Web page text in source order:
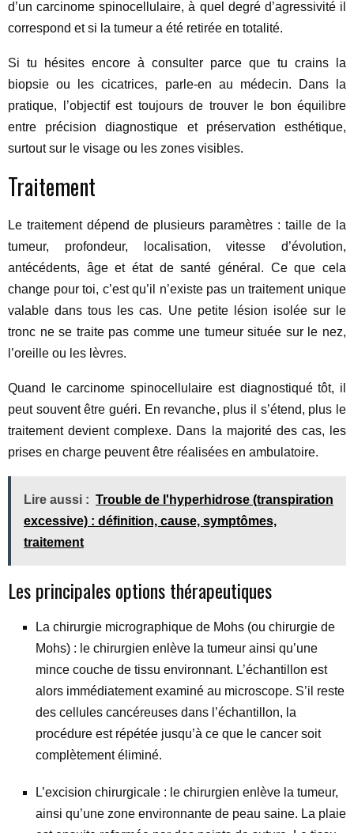
d’un carcinome spinocellulaire, à quel degré d’agressivité il
correspond et si la tumeur a été retirée en totalité.
Si tu hésites encore à consulter parce que tu crains la
biopsie ou les cicatrices, parle-en au médecin. Dans la
pratique, l’objectif est toujours de trouver le bon équilibre
entre précision diagnostique et préservation esthétique,
surtout sur le visage ou les zones visibles.
Traitement
Le traitement dépend de plusieurs paramètres : taille de la
tumeur, profondeur, localisation, vitesse d’évolution,
antécédents, âge et état de santé général. Ce que cela
change pour toi, c’est qu’il n’existe pas un traitement unique
valable dans tous les cas. Une petite lésion isolée sur le
tronc ne se traite pas comme une tumeur située sur le nez,
l’oreille ou les lèvres.
Quand le carcinome spinocellulaire est diagnostiqué tôt, il
peut souvent être guéri. En revanche, plus il s’étend, plus le
traitement devient complexe. Dans la majorité des cas, les
prises en charge peuvent être réalisées en ambulatoire.
Lire aussi : Trouble de l'hyperhidrose (transpiration
excessive) : définition, cause, symptômes,
traitement
Les principales options thérapeutiques
La chirurgie micrographique de Mohs (ou chirurgie de
Mohs) : le chirurgien enlève la tumeur ainsi qu’une
mince couche de tissu environnant. L’échantillon est
alors immédiatement examiné au microscope. S’il reste
des cellules cancéreuses dans l’échantillon, la
procédure est répétée jusqu’à ce que le cancer soit
complètement éliminé.
L’excision chirurgicale : le chirurgien enlève la tumeur,
ainsi qu’une zone environnante de peau saine. La plaie